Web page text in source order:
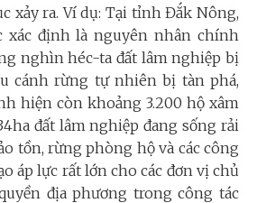
xảy ra. Ví dụ: Tại tỉnh Đắk Nông,
xác định là nguyên nhân chính
nghìn héc-ta đất lâm nghiệp bị
cánh rừng tự nhiên bị tàn phá,
hiện còn khoảng 3.200 hộ xâm
đất lâm nghiệp đang sống rải
tồn, rừng phòng hộ và các công
áp lực rất lớn cho các đơn vị chủ
địa phương trong công tác